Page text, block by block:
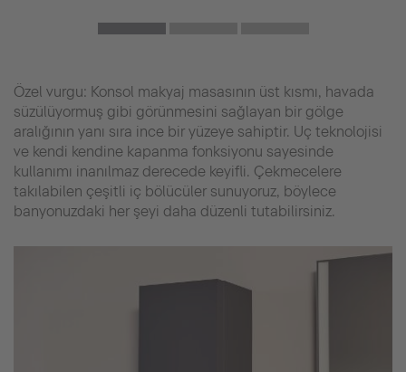
Özel vurgu: Konsol makyaj masasının üst kısmı, havada
süzülüyormuş gibi görünmesini sağlayan bir gölge
aralığının yanı sıra ince bir yüzeye sahiptir. Uç teknolojisi
ve kendi kendine kapanma fonksiyonu sayesinde
kullanımı inanılmaz derecede keyifli. Çekmecelere
takılabilen çeşitli iç bölücüler sunuyoruz, böylece
banyonuzdaki her şeyi daha düzenli tutabilirsiniz.